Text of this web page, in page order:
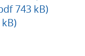
743 kB)